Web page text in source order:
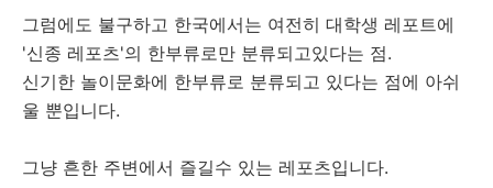
그럼에도 불구하고 한국에서는 여전히 대학생 레포트에
'신종 레포츠'의 한부류로만 분류되고있다는 점.
신기한 놀이문화에 한부류로 분류되고 있다는 점에 아쉬
울 뿐입니다.
그냥 흔한 주변에서 즐길수 있는 레포츠입니다.